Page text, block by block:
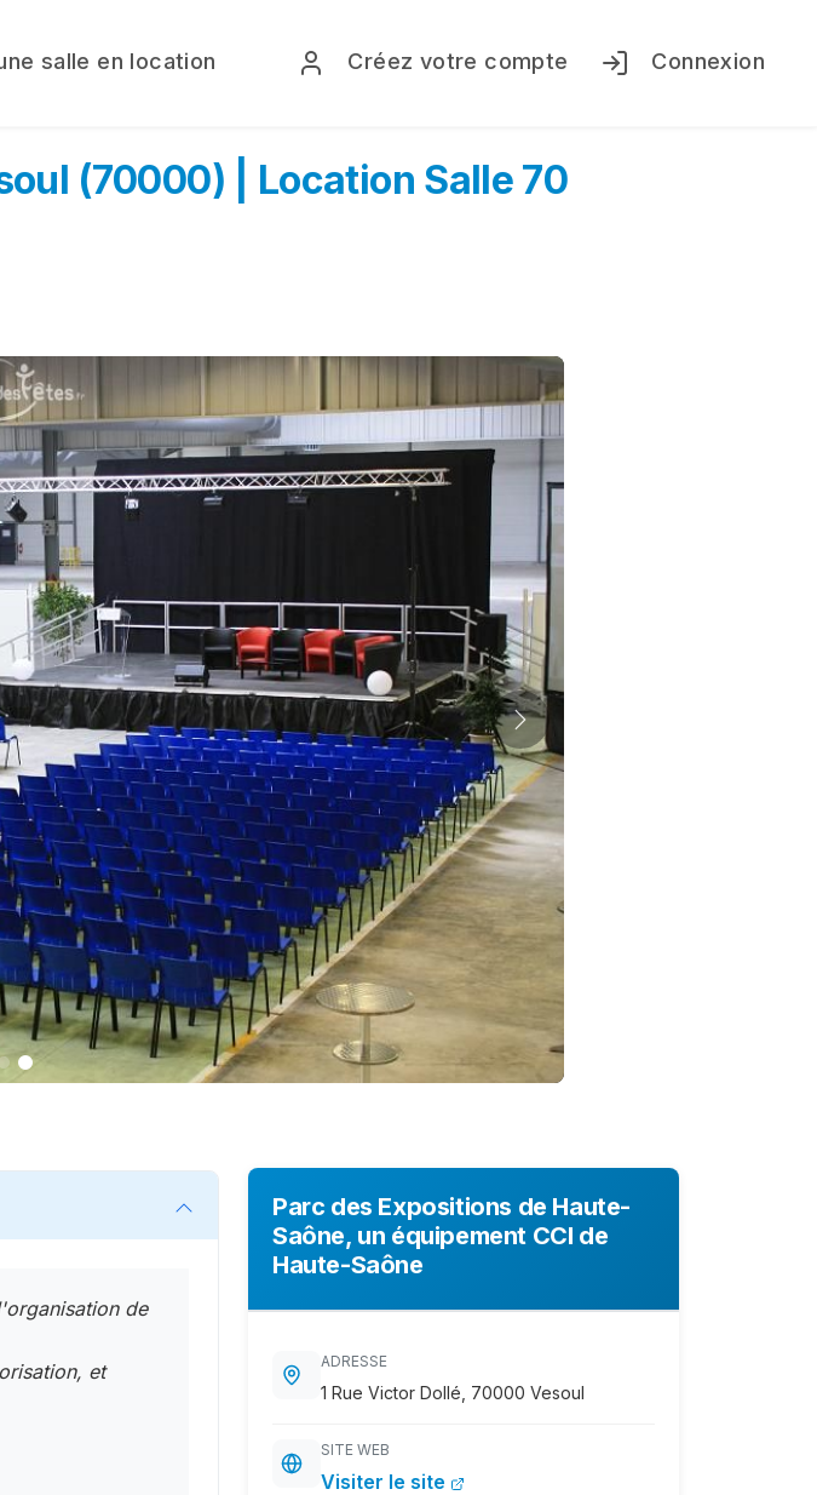
salle en location Créez votre compte Connexion
(70000) | Location Salle 70
Suivant
de
et
Parc des Expositions de Haute-
Saône, un équipement CCI de
Haute-Saône
ADRESSE
1 Rue Victor Dollé, 70000 Vesoul
SITE WEB
Visiter le site